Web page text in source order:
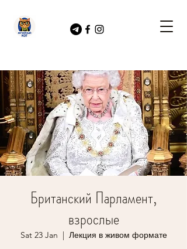
Британский Парламент,
взрослые
Sat 23 Jan
  |
Лекция в живом формате